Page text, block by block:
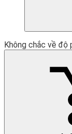
Không chắc về độ